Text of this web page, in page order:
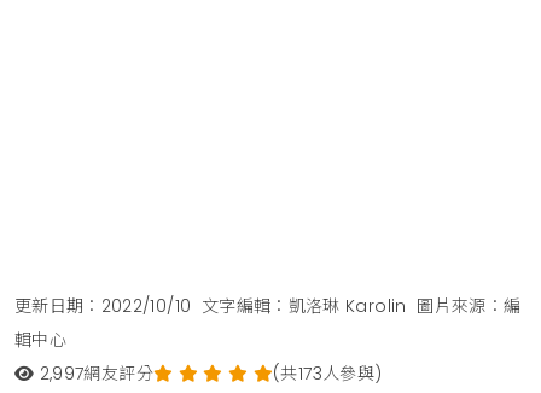
更新日期：2022/10/10 文字編輯：凱洛琳 Karolin 圖片來源：編
輯中心
2,997網友評分 (共173人參與)